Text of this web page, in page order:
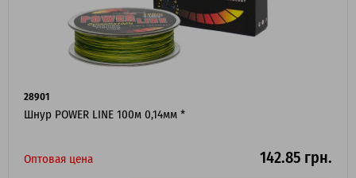
28901
Шнур POWER LINE 100м 0,14мм *
Оптовая цена 142.85 грн.